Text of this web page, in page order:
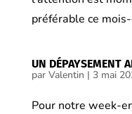
préférable ce mois-
UN DÉPAYSEMENT
par Valentin | 3 mai
Pour notre week-